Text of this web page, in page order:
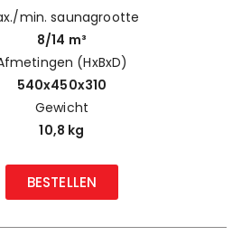
min. saunagrootte
8/14 m³
(HxBxD)
540x450x310
Gewicht
10,8 kg
BESTELLEN